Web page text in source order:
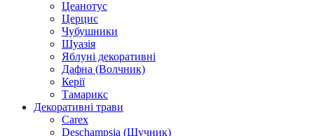
Цеанотус
Церцис
Чубушники
Шуазія
Яблуні декоративні
Дафна (Волчник)
Керії
Тамарикс
Декоративні трави
Carex
Deschampsia (Щучник)